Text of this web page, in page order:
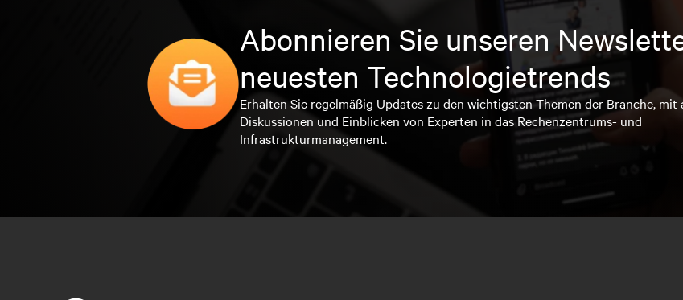
Abonnieren Sie unseren
neuesten Technologietrends
Erhalten Sie regelmäßig Updates zu den wichtigsten Themen der Branche, mit
Diskussionen und Einblicken von Experten in das Rechenzentrums- und
Infrastrukturmanagement.